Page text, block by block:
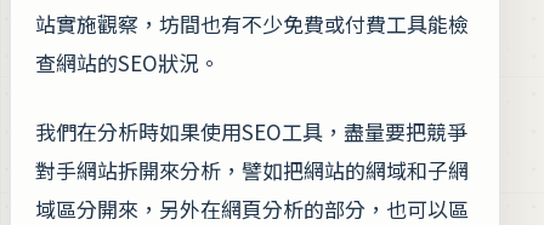
站實施觀察，坊間也有不少免費或付費工具能檢
查網站的SEO狀況。
我們在分析時如果使用SEO工具，盡量要把競爭
對手網站拆開來分析，譬如把網站的網域和子網
域區分開來，另外在網頁分析的部分，也可以區